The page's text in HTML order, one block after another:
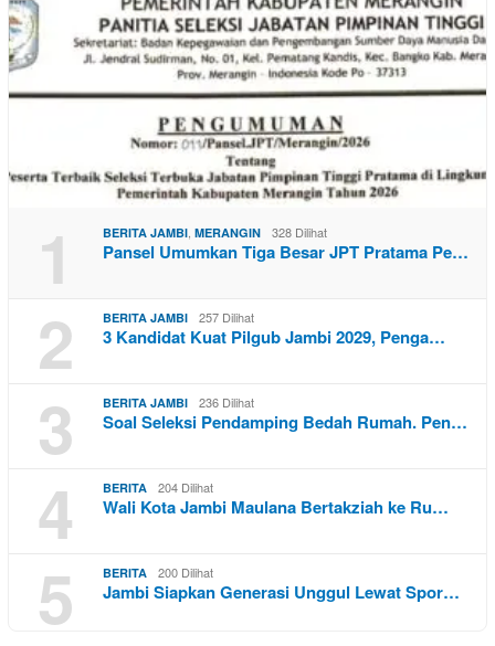
1 BERITA JAMBI, MERANGIN 328 Dilihat
Pansel Umumkan Tiga Besar JPT Pratama Pe…
2 BERITA JAMBI 257 Dilihat
3 Kandidat Kuat Pilgub Jambi 2029, Penga…
3 BERITA JAMBI 236 Dilihat
Soal Seleksi Pendamping Bedah Rumah. Pen…
4 BERITA 204 Dilihat
Wali Kota Jambi Maulana Bertakziah ke Ru…
5 BERITA 200 Dilihat
Jambi Siapkan Generasi Unggul Lewat Spor…